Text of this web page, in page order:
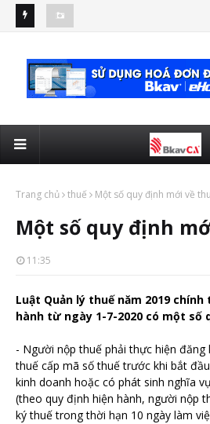
từ
CHỨNG TỪ ĐIỆN TỬ
Trang chủ thuế Một số quy định mới về
Một số quy định
11:35
Luật Quản lý thuế năm 2019
hành từ ngày 1-7-2020 có một số
- Người nộp thuế phải thực hiện
thuế cấp mã số thuế trước khi bắt
kinh doanh hoặc có phát sinh nghĩa
(theo quy định hiện hành, người nộp
ký thuế trong thời hạn 10 ngày làm